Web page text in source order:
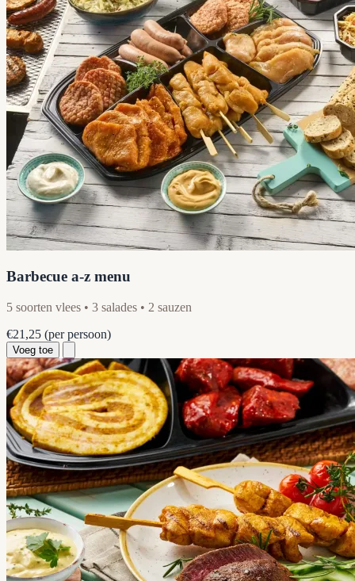
Barbecue a-z menu
5 soorten vlees • 3 salades • 2 sauzen
€21,25 (per persoon)
Voeg toe